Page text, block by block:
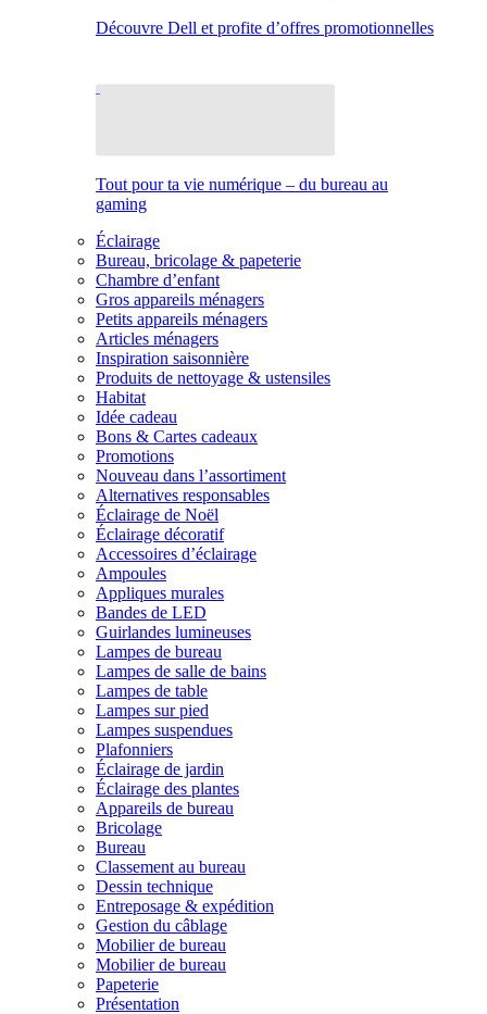
Découvre Dell et profite d’offres promotionnelles
Tout pour ta vie numérique – du bureau au
gaming
Éclairage
Bureau, bricolage & papeterie
Chambre d’enfant
Gros appareils ménagers
Petits appareils ménagers
Articles ménagers
Inspiration saisonnière
Produits de nettoyage & ustensiles
Habitat
Idée cadeau
Bons & Cartes cadeaux
Promotions
Nouveau dans l’assortiment
Alternatives responsables
Éclairage de Noël
Éclairage décoratif
Accessoires d’éclairage
Ampoules
Appliques murales
Bandes de LED
Guirlandes lumineuses
Lampes de bureau
Lampes de salle de bains
Lampes de table
Lampes sur pied
Lampes suspendues
Plafonniers
Éclairage de jardin
Éclairage des plantes
Appareils de bureau
Bricolage
Bureau
Classement au bureau
Dessin technique
Entreposage & expédition
Gestion du câblage
Mobilier de bureau
Mobilier de bureau
Papeterie
Présentation